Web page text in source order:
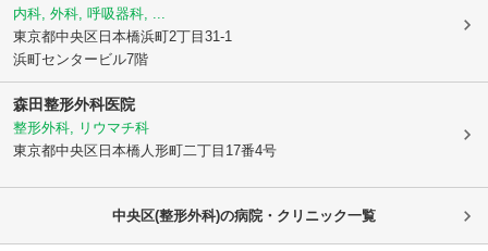
内科, 外科, 呼吸器科, ...
東京都中央区 日本橋浜町2丁目31-1
浜町センタービル7階
森田整形外科医院
整形外科, リウマチ科
東京都中央区 日本橋人形町二丁目17番4号
中央区(整形外科)の病院・クリニック一覧